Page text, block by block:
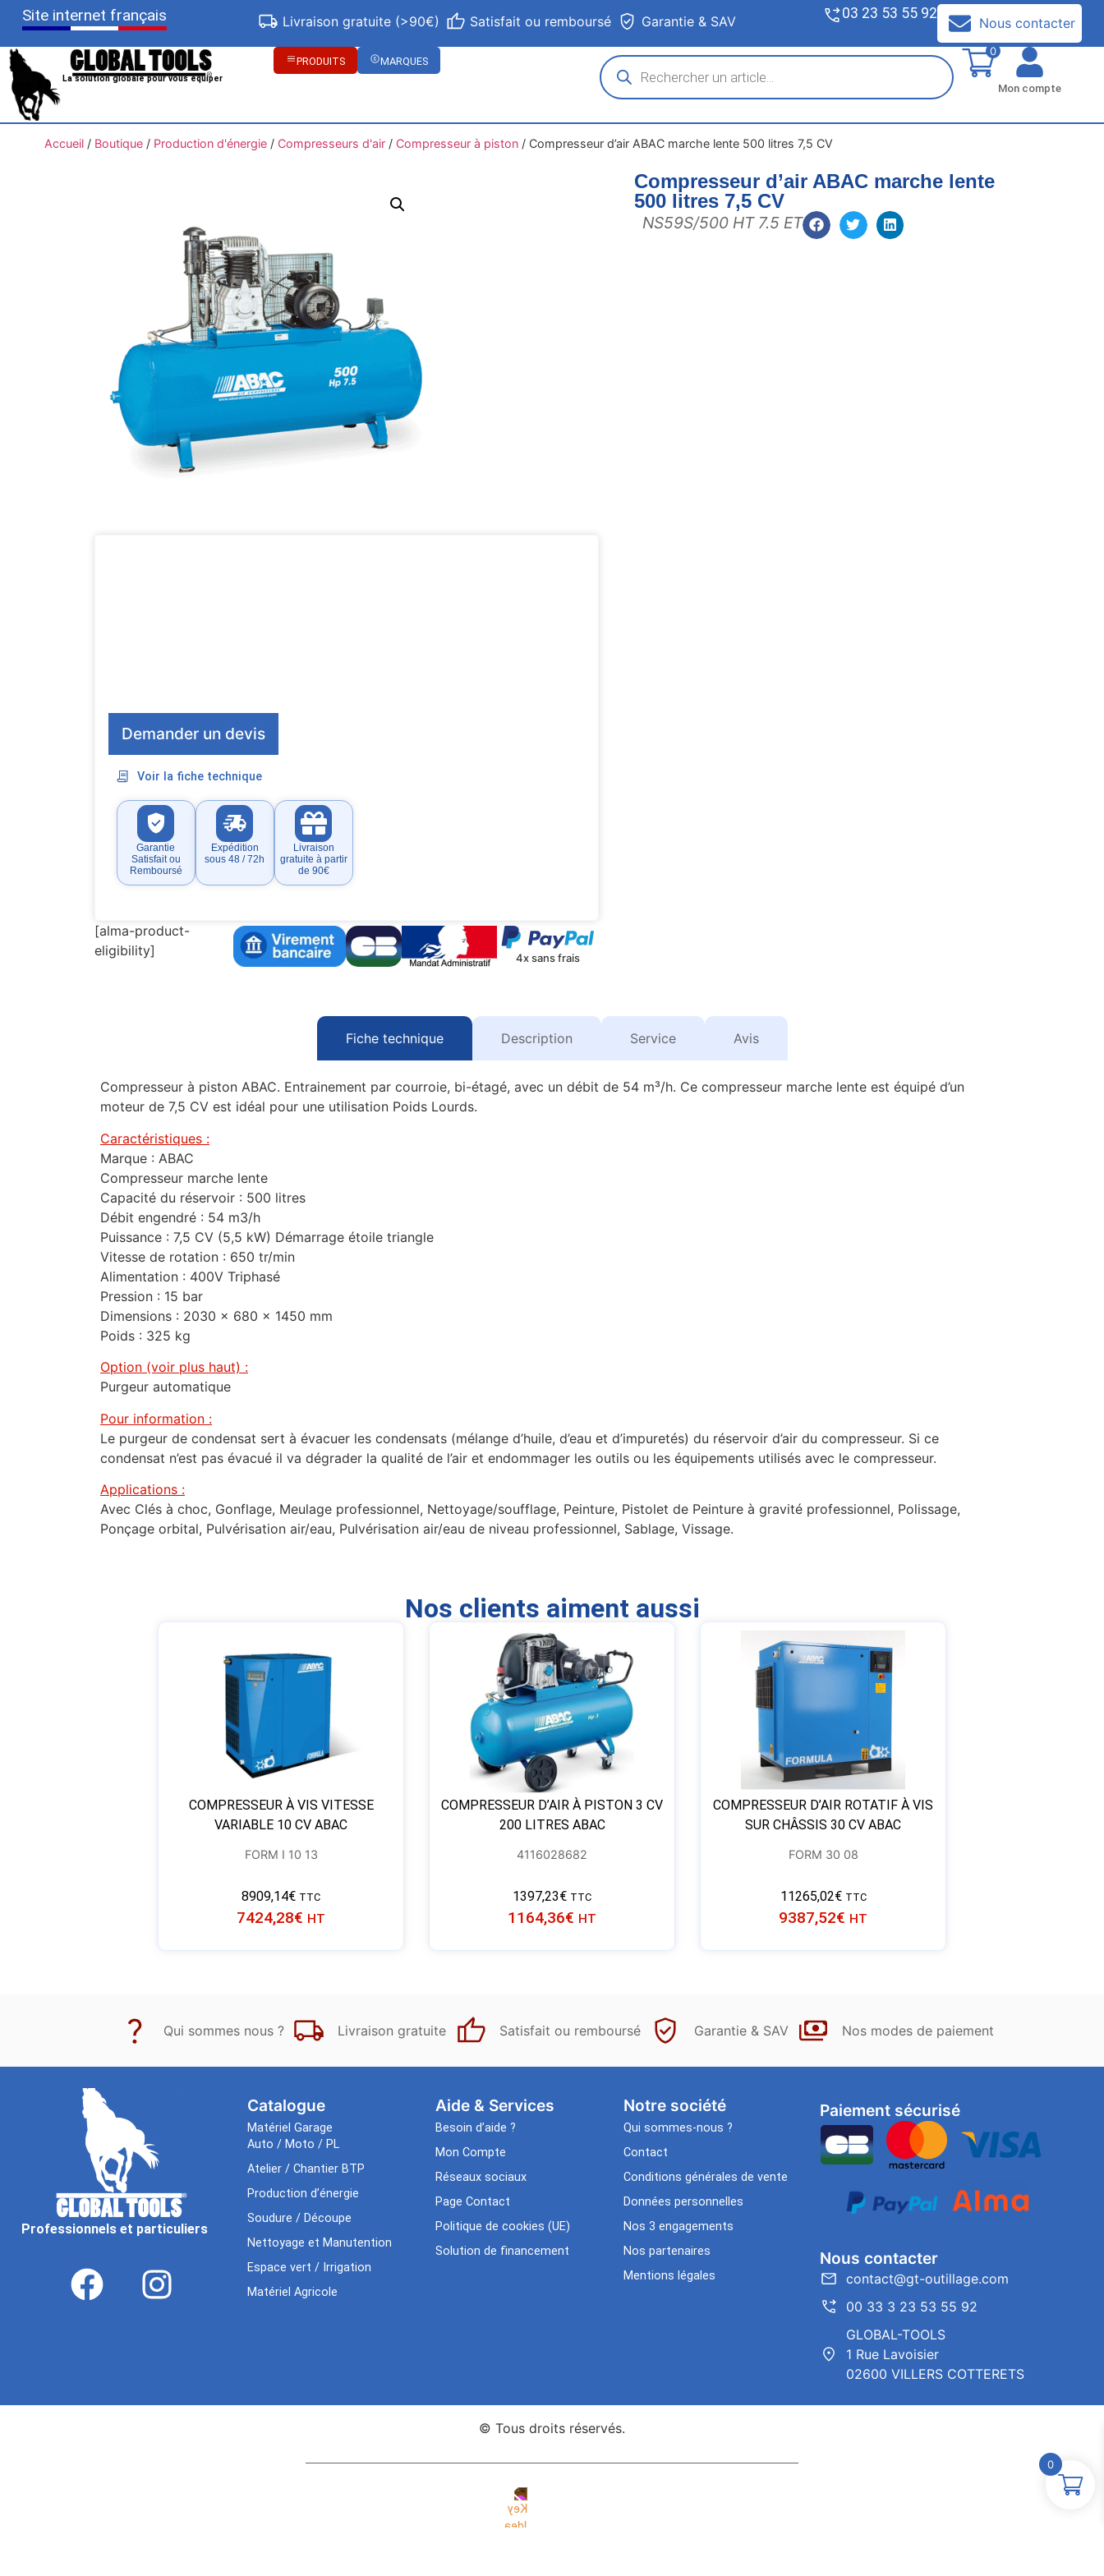
Site internet français Livraison gratuite (>90€) Satisfait ou remboursé Garantie & SAV 03 23 53 55 92
Nous contacter
La solution globale pour vous équiper
PRODUITS MARQUES
0
Mon compte
Accueil/ Boutique/ Production d'énergie/ Compresseurs d'air/ Compresseur à piston/ Compresseur d’air ABAC marche lente 500 litres 7,5 CV
Compresseur d’air ABAC marche lente
500 litres 7,5 CV
NS59S/500 HT 7.5 ET
Demander un devis
Voir la fiche technique
Garantie
Satisfait ou
Remboursé
Expédition
sous 48 / 72h
Livraison
gratuite à partir
de 90€
[alma-product-
eligibility]
4x sans frais
Fiche technique Description Service Avis
Compresseur à piston ABAC. Entrainement par courroie, bi-étagé, avec un débit de 54 m³/h. Ce compresseur marche lente est équipé d’un
moteur de 7,5 CV est idéal pour une utilisation Poids Lourds.
Caractéristiques :
Marque : ABAC
Compresseur marche lente
Capacité du réservoir : 500 litres
Débit engendré : 54 m3/h
Puissance : 7,5 CV (5,5 kW) Démarrage étoile triangle
Vitesse de rotation : 650 tr/min
Alimentation : 400V Triphasé
Pression : 15 bar
Dimensions : 2030 x 680 x 1450 mm
Poids : 325 kg
Option (voir plus haut) :
Purgeur automatique
Pour information :
Le purgeur de condensat sert à évacuer les condensats (mélange d’huile, d’eau et d’impuretés) du réservoir d’air du compresseur. Si ce
condensat n’est pas évacué il va dégrader la qualité de l’air et endommager les outils ou les équipements utilisés avec le compresseur.
Applications :
Avec Clés à choc, Gonflage, Meulage professionnel, Nettoyage/soufflage, Peinture, Pistolet de Peinture à gravité professionnel, Polissage,
Ponçage orbital, Pulvérisation air/eau, Pulvérisation air/eau de niveau professionnel, Sablage, Vissage.
Nos clients aiment aussi
COMPRESSEUR À VIS VITESSE
VARIABLE 10 CV ABAC
FORM I 10 13
8909,14€ TTC
7424,28€ HT
COMPRESSEUR D’AIR À PISTON 3 CV
200 LITRES ABAC
4116028682
1397,23€ TTC
1164,36€ HT
COMPRESSEUR D’AIR ROTATIF À VIS
SUR CHÂSSIS 30 CV ABAC
FORM 30 08
11265,02€ TTC
9387,52€ HT
Qui sommes nous ? Livraison gratuite Satisfait ou remboursé Garantie & SAV Nos modes de paiement
Professionnels et particuliers
Catalogue
Matériel Garage
Auto / Moto / PL
Atelier / Chantier BTP
Production d’énergie
Soudure / Découpe
Nettoyage et Manutention
Espace vert / Irrigation
Matériel Agricole
Aide & Services​
Besoin d’aide ?
Mon Compte
Réseaux sociaux
Page Contact
Politique de cookies (UE)
Solution de financement
Notre société
Qui sommes-nous ?
Contact
Conditions générales de vente
Données personnelles
Nos 3 engagements
Nos partenaires
Mentions légales
Paiement sécurisé
Nous contacter
contact@gt-outillage.com
00 33 3 23 53 55 92
GLOBAL-TOOLS
1 Rue Lavoisier
02600 VILLERS COTTERETS
© Tous droits réservés.
0